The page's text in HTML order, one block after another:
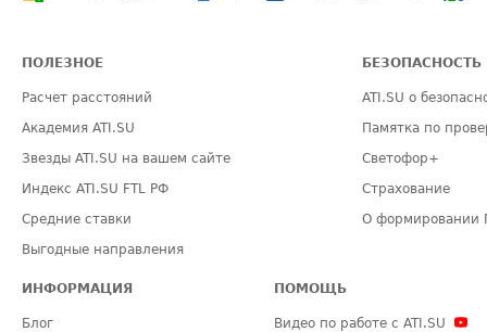
ПОЛЕЗНОЕ
Расчет расстояний
Академия ATI.SU
Звезды ATI.SU на вашем сайте
Индекс ATI.SU FTL РФ
Средние ставки
Выгодные направления
БЕЗОПАСНОСТЬ
ATI.SU о
Памятка по
Светофор+
Страхование
О формировании
ИНФОРМАЦИЯ
Блог
ПОМОЩЬ
Видео по работе с ATI.SU